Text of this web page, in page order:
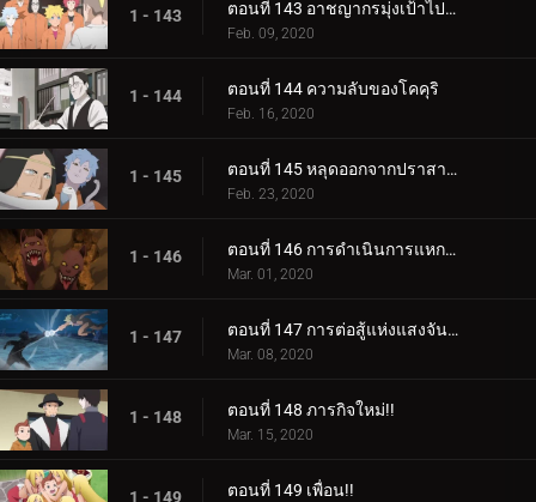
1 - 143 ตอนที่ 143 อาชญากรมุ่งเป้าไปที่โคคุริ
Feb. 09, 2020
1 - 144 ตอนที่ 144 ความลับของโคคุริ
Feb. 16, 2020
1 - 145 ตอนที่ 145 หลุดออกจากปราสาทโฮซึกิ
Feb. 23, 2020
1 - 146 ตอนที่ 146 การดำเนินการแหกคุก
Mar. 01, 2020
1 - 147 ตอนที่ 147 การต่อสู้แห่งแสงจันทร์อันเป็นเวรกรรม
Mar. 08, 2020
1 - 148 ตอนที่ 148 ภารกิจใหม่!!
Mar. 15, 2020
1 - 149 ตอนที่ 149 เพื่อน!!